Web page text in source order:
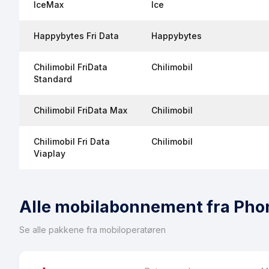
IceMax Ice
Happybytes Fri Data Happybytes
Chilimobil FriData
Standard
Chilimobil
Chilimobil FriData Max Chilimobil
Chilimobil Fri Data
Viaplay
Chilimobil
Alle mobilabonnement fra
Se alle pakkene fra mobiloperatøren